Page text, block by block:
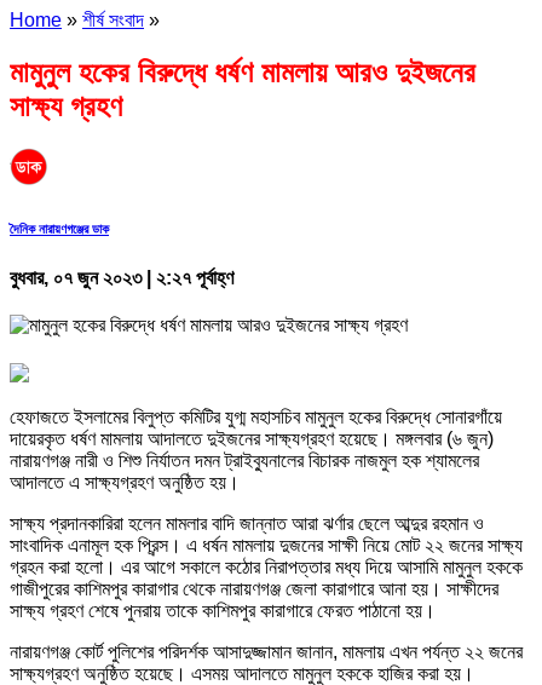
Home » শীর্ষ সংবাদ »
মামুনুল হকের বিরুদ্ধে ধর্ষণ মামলায় আরও দুইজনের
সাক্ষ্য গ্রহণ
দৈনিক নারায়ণগঞ্জের ডাক
বুধবার, ০৭ জুন ২০২৩ | ২:২৭ পূর্বাহ্ণ
হেফাজতে ইসলামের বিলুপ্ত কমিটির যুগ্ম মহাসচিব মামুনুল হকের বিরুদ্ধে সোনারগাঁয়ে
দায়েরকৃত ধর্ষণ মামলায় আদালতে দুইজনের সাক্ষ্যগ্রহণ হয়েছে। মঙ্গলবার (৬ জুন)
নারায়ণগঞ্জ নারী ও শিশু নির্যাতন দমন ট্রাইব্যুনালের বিচারক নাজমুল হক শ্যামলের
আদালতে এ সাক্ষ্যগ্রহণ অনুষ্ঠিত হয়।
সাক্ষ্য প্রদানকারিরা হলেন মামলার বাদি জান্নাত আরা ঝর্ণার ছেলে আব্দুর রহমান ও
সাংবাদিক এনামূল হক প্রিন্স। এ ধর্ষন মামলায় দুজনের সাক্ষী নিয়ে মোট ২২ জনের সাক্ষ্য
গ্রহন করা হলো। এর আগে সকালে কঠোর নিরাপত্তার মধ্য দিয়ে আসামি মামুনুল হককে
গাজীপুরের কাশিমপুর কারাগার থেকে নারায়ণগঞ্জ জেলা কারাগারে আনা হয়। সাক্ষীদের
সাক্ষ্য গ্রহণ শেষে পুনরায় তাকে কাশিমপুর কারাগারে ফেরত পাঠানো হয়।
নারায়ণগঞ্জ কোর্ট পুলিশের পরিদর্শক আসাদুজ্জামান জানান, মামলায় এখন পর্যন্ত ২২ জনের
সাক্ষ্যগ্রহণ অনুষ্ঠিত হয়েছে। এসময় আদালতে মামুনুল হককে হাজির করা হয়।